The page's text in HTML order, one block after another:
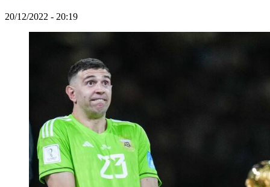
20/12/2022 - 20:19